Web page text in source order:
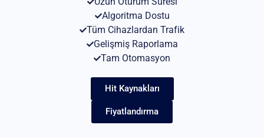
Algoritma Dostu
Tüm Cihazlardan Trafik
Gelişmiş Raporlama
Tam Otomasyon
Hit Kaynakları
Fiyatlandırma